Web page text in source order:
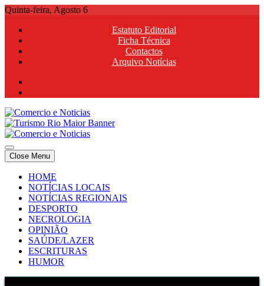
Skip
content
Quinta-feira, Agosto 6
Estatuto Editorial
Ficha Técnica
Contactos
Arquivo Notícias
Comercio e Noticias
Notícias e Publicidade Online
Comercio e Noticias
Notícias e Publicidade Online
Close Menu
HOME
NOTÍCIAS LOCAIS
NOTÍCIAS REGIONAIS
DESPORTO
NECROLOGIA
OPINIÃO
SAÚDE/LAZER
ESCRITURAS
HUMOR